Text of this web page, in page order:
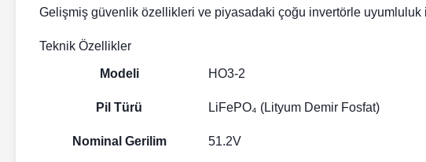
Gelişmiş güvenlik özellikleri ve piyasadaki çoğu invertörle
Teknik Özellikler
Modeli HO3-2
Pil Türü LiFePO₄ (Lityum Demir Fosfat)
Nominal Gerilim 51.2V